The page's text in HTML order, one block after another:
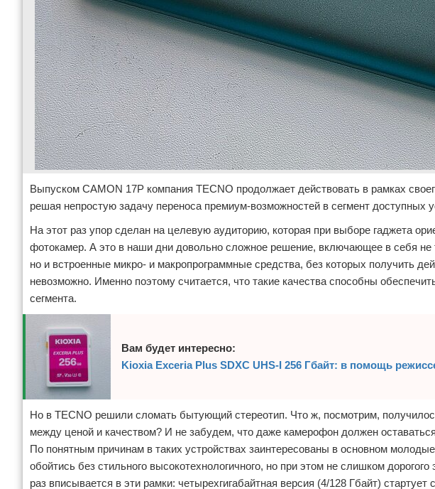
Выпуском CAMON 17P компания TECNO продолжает действовать в рамках
решая непростую задачу переноса премиум-возможностей в сегмент доступных
На этот раз упор сделан на целевую аудиторию, которая при выборе гаджета
фотокамер. А это в наши дни довольно сложное решение, включающее в себя не
но и встроенные микро- и макропрограммные средства, без которых получить
невозможно. Именно поэтому считается, что такие качества способны
сегмента.
Вам будет интересно:
Kioxia Exceria Plus SDXC UHS-I 256 Гбайт: в помощь
Но в TECNO решили сломать бытующий стереотип. Что ж, посмотрим,
между ценой и качеством? И не забудем, что даже камерофон должен
По понятным причинам в таких устройствах заинтересованы в основном
обойтись без стильного высокотехнологичного, но при этом не слишком
раз вписывается в эти рамки: четырехгигабайтная версия (4/128 Гбайт)